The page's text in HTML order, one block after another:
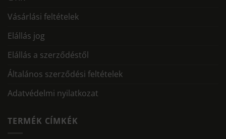
Vásárlási feltételek
Elállás jog
Elállás a szerződéstől
Általános szerződési feltételek
Adatvédelmi nyilatkozat
TERMÉK CÍMKÉK